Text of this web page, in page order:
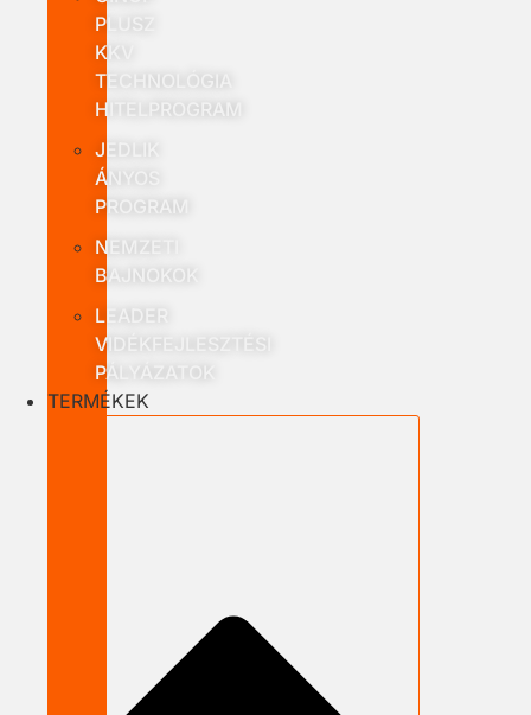
PLUSZ
KKV
TECHNOLÓGIA
HITELPROGRAM
JEDLIK
ÁNYOS
PROGRAM
NEMZETI
BAJNOKOK
LEADER
VIDÉKFEJLESZTÉSI
PÁLYÁZATOK
TERMÉKEK